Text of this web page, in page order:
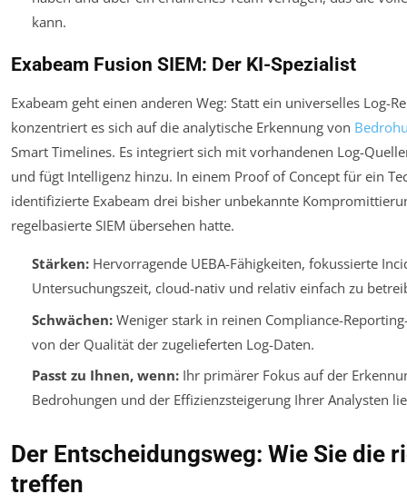
kann.
Exabeam Fusion SIEM: Der KI-Spezialist
Exabeam geht einen anderen Weg: Statt ein universelles Log-
konzentriert es sich auf die analytische Erkennung von
Smart Timelines. Es integriert sich mit vorhandenen Log-
und fügt Intelligenz hinzu. In einem Proof of Concept für ein
identifizierte Exabeam drei bisher unbekannte
regelbasierte SIEM übersehen hatte.
Stärken:Hervorragende UEBA-Fähigkeiten, fokussierte
Untersuchungszeit, cloud-nativ und relativ einfach zu
Schwächen:Weniger stark in reinen Compliance-
von der Qualität der zugelieferten Log-Daten.
Passt zu Ihnen, wenn:Ihr primärer Fokus auf der
Bedrohungen und der Effizienzsteigerung Ihrer Analysten
Der Entscheidungsweg: Wie Sie die
treffen